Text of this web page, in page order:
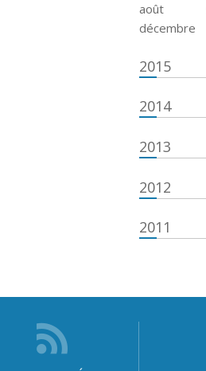
août
décembre
2015
2014
2013
2012
2011